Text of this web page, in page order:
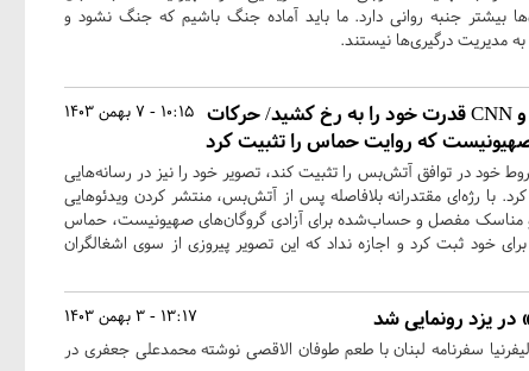
بیشتر جنبه روانی دارد. ما باید آماده جنگ باشیم که جنگ نشود و
مدیریت درگیری‌ها نیستند.
10:15 - 7 بهمن 1403 حماس بدون داشتن BBC و CNN قدرت خود را به رخ کشید/ حرکات
صهیونیست که روایت حماس را تثبیت کرد
در توافق آتش‌بس را تثبیت کند، تصویر خود را نیز در رسانه‌هایی
با رژه‌ای مقتدرانه بلافاصله پس از آتش‌بس، منتشر کردن ویدئو‌هایی
و مناسک مفصل و حساب‌شده برای آزادی گروگان‌های صهیونیست، حماس
خود ثبت کرد و اجازه نداد که این تصویر پیروزی از سوی اشغالگران
13:17 - 3 بهمن 1403 در یزد رونمایی شد
سفرنامه لبنان با طعم طوفان الاقصی نوشته محمدعلی جعفری در